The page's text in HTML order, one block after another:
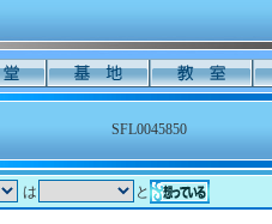
SFL0045850
は と